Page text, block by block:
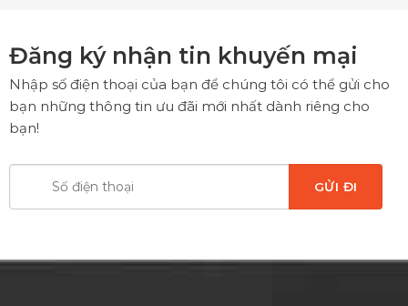
Đăng ký nhận tin khuyến mại
Nhập số điện thoại của bạn để chúng tôi có thể gửi cho
bạn những thông tin ưu đãi mới nhất dành riêng cho
bạn!